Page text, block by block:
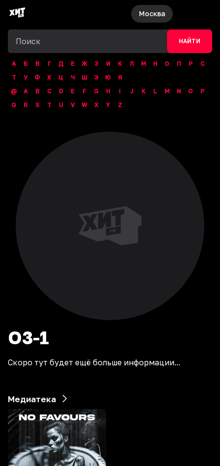
Москва
НАЙТИ
А Б В Г Д Е Ж З И К Л М Н О П Р
С
Т
У Ф Х Ц Ч Ш Э Ю
Я
@
A B C D E F G H I J K L M N O
P
Q
R S T U V W X Y Z
O3-1
Скоро тут будет ещё больше информации...
Медиатека